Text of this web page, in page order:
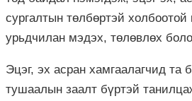
сургалтын төлбөртэй
урьдчилан мэдэх, төлөвлөх
Эцэг, эх асран хамгаалагчид та
тушаалын заалт бүртэй